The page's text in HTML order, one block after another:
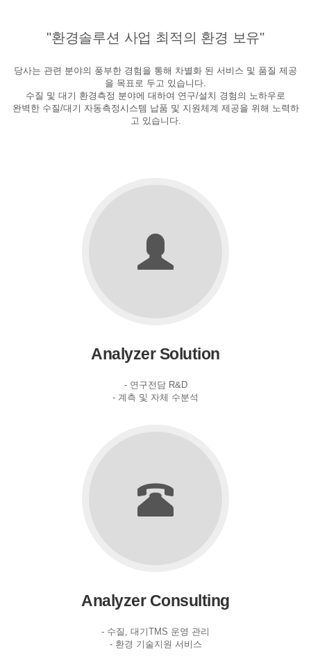
"환경솔루션 사업 최적의 환경 보유"
당사는 관련 분야의 풍부한 경험을 통해 차별화 된 서비스 및 품질 제공
을 목표로 두고 있습니다.
수질 및 대기 환경측정 분야에 대하여 연구/설치 경험의 노하우로
완벽한 수질/대기 자동측정시스템 납품 및 지원체계 제공을 위해 노력하
고 있습니다.
Analyzer Solution
- 연구전담 R&D
- 계측 및 자체 수분석
Analyzer Consulting
- 수질, 대기TMS 운영 관리
- 환경 기술지원 서비스